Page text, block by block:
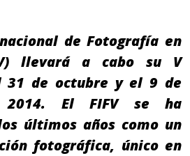
de Fotografía en
llevará a cabo su V
31 de octubre y el 9 de
2014. El FIFV se ha
últimos años como un
fotográfica, único en